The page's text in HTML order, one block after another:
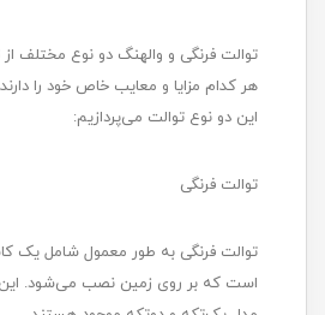
توالت فرنگی و والهنگ دو نوع مختلف
هر کدام مزایا و معایب خاص خود را
این دو نوع توالت می‌پردازیم:
توالت فرنگی
توالت فرنگی به طور معمول شامل یک
است که بر روی زمین نصب می‌شود. این